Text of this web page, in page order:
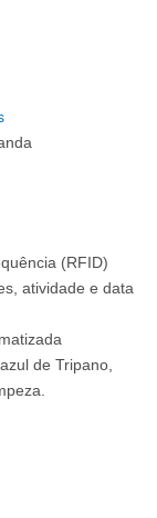
(RFID)
atividade e data
de Tripano,